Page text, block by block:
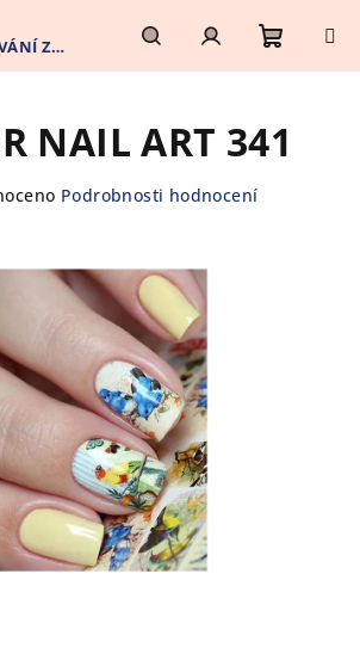
Z
HledatPřihlášení
košík
NAIL ART 341
Podrobnosti hodnocení